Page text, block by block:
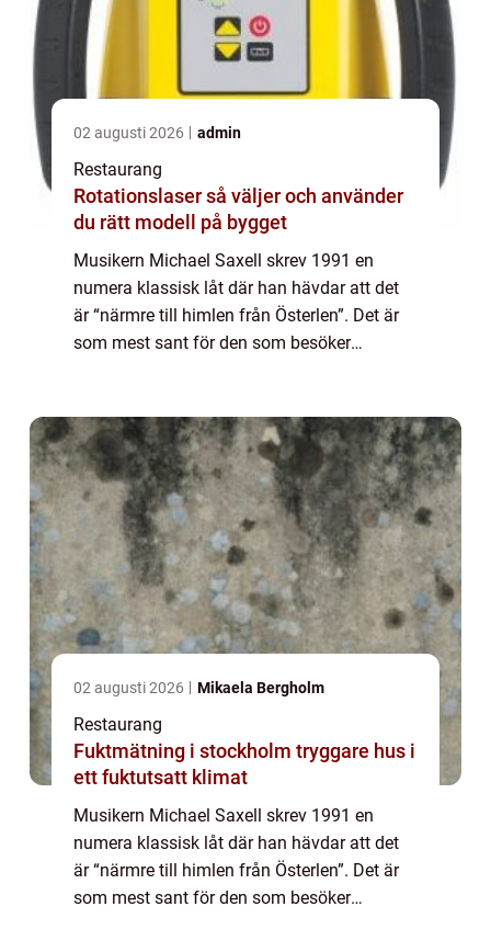
02 augusti 2026 admin
Restaurang
Rotationslaser så väljer och använder
du rätt modell på bygget
Musikern Michael Saxell skrev 1991 en
numera klassisk låt där han hävdar att det
är “närmre till himlen från Österlen”. Det är
som mest sant för den som besöker
02 augusti 2026 Mikaela Bergholm
Restaurang
Fuktmätning i stockholm tryggare hus i
ett fuktutsatt klimat
Musikern Michael Saxell skrev 1991 en
numera klassisk låt där han hävdar att det
är “närmre till himlen från Österlen”. Det är
som mest sant för den som besöker